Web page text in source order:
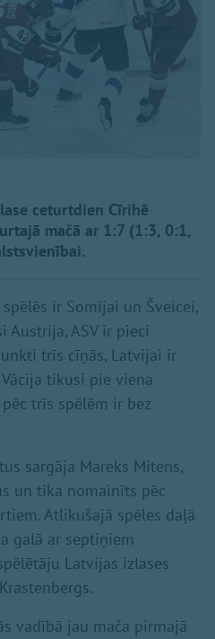
ceturtdien Cīrihē
mačā ar 1:7 (1:3, 0:1,
ir Somijai un Šveicei,
Austrija, ASV ir pieci
trīs cīņās, Latvijai ir
tikusi pie viena
trīs spēlēm ir bez
sargāja Mareks Mitens,
un tika nomainīts pēc
Atlikušajā spēles daļā
galā ar septiņiem
Latvijas izlases
vadībā jau mača pirmajā